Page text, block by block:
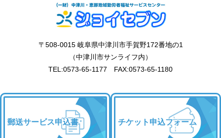
〒508-0015 岐阜県中津川市手賀野172番地の1
（中津川市サンライフ内）
TEL:0573-65-1177 FAX:0573-65-1180
郵送サービス申込書 チケット申込フォーム